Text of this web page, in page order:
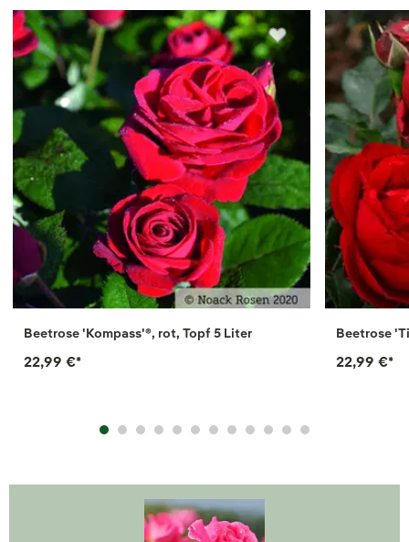
Beetrose 'Kompass'®, rot, Topf 5 Liter
22,99 €*
Beetrose
22,99 €*